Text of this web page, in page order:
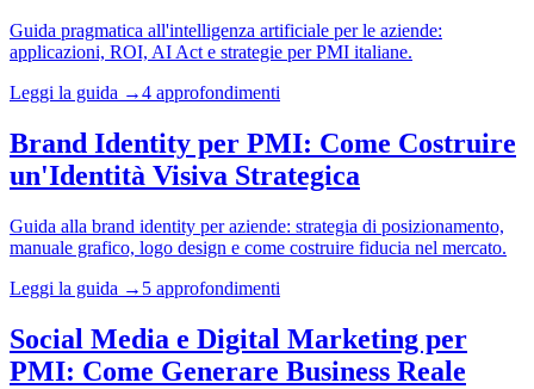
Guida pragmatica all'intelligenza artificiale per le aziende:
applicazioni, ROI, AI Act e strategie per PMI italiane.
Leggi la guida →4 approfondimenti
Brand Identity per PMI: Come Costruire
un'Identità Visiva Strategica
Guida alla brand identity per aziende: strategia di posizionamento,
manuale grafico, logo design e come costruire fiducia nel mercato.
Leggi la guida → 5 approfondimenti
Social Media e Digital Marketing per
PMI: Come Generare Business Reale